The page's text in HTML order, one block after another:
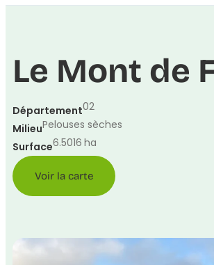
Le Mont de
Département02
MilieuPelouses sèches
Surface6.5016 ha
Voir la carte